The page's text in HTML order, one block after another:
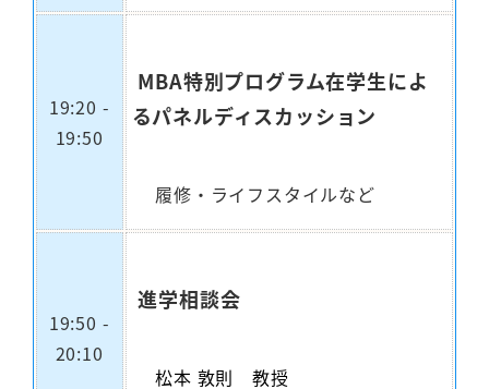
19:20 -
19:50
MBA特別プログラム在学生によ
るパネルディスカッション
履修・ライフスタイルなど
19:50 -
20:10
進学相談会
松本 敦則 教授